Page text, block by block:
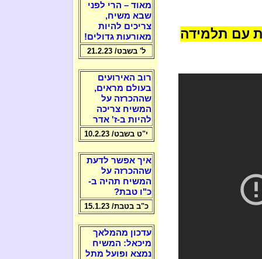
עם תלמידה
מאוד – הרי לפני
שבא משיח,
צריכים להיות
מאורעות גדולים!
ל' בשבט/ 21.2.23
רוב האירועים
בעולם מראים,
שההכרזה על
המשיח צריכה
להיות ב-ז' אדר
י"ט בשבט/ 10.2.23
איך אפשר לדעת
שההכרזה על
המשיח תהיה ב-
כ"ו טבת?
כ"ב בטבת/ 15.1.23
עדכון מהמלאך
מיכאל: המשיח
נמצא ופועל מתל